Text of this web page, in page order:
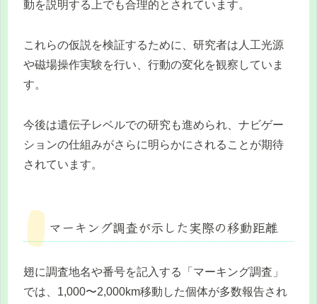
動を説明する上でも合理的とされています。
これらの仮説を検証するために、研究者は人工光源
や磁場操作実験を行い、行動の変化を観察していま
す。
今後は遺伝子レベルでの研究も進められ、ナビゲー
ションの仕組みがさらに明らかにされることが期待
されています。
マーキング調査が示した実際の移動距離
翅に調査地名や番号を記入する「マーキング調査」
では、1,000〜2,000km移動した個体が多数報告され